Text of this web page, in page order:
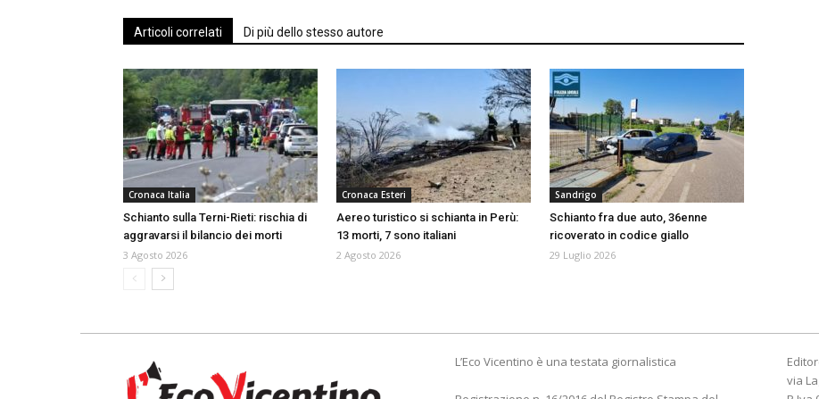
Articoli correlati Di più dello stesso autore
Cronaca Italia
Schianto sulla Terni-Rieti: rischia di
aggravarsi il bilancio dei morti
3 Agosto 2026
Cronaca Esteri
Aereo turistico si schianta in Perù:
13 morti, 7 sono italiani
2 Agosto 2026
Sandrigo
Schianto fra due auto, 36enne
ricoverato in codice giallo
29 Luglio 2026
L’Eco Vicentino è una testata giornalistica
via